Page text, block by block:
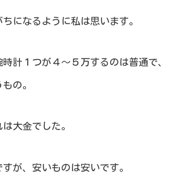
になるように私は思います。
計１つが４～５万するのは普通で、
の。
大金でした。
が、安いものは安いです。